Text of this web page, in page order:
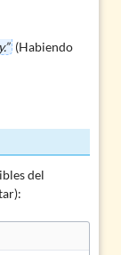
(Habiendo
del